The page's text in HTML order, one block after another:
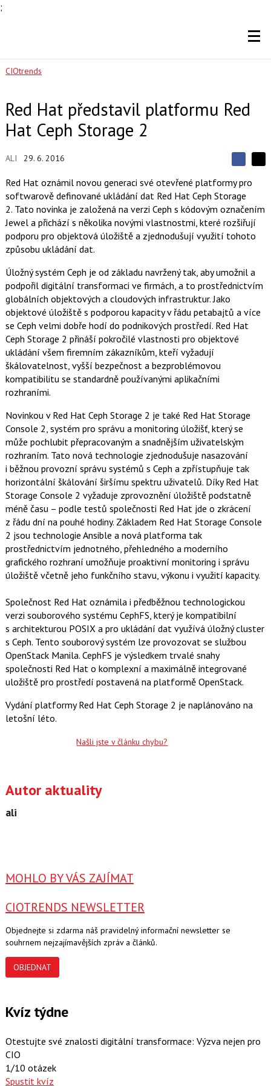
;
CIOtrends
Red Hat představil platformu Red
Hat Ceph Storage 2
ALI 29. 6. 2016
S
d
í
l
e
t
S
í
l
e
j
t
n
c
e
o
k
u
j
i
Red Hat oznámil novou generaci své otevřené platformy pro
softwarově definované ukládání dat Red Hat Ceph Storage
2. Tato novinka je založená na verzi Ceph s kódovým označením
Jewel a přichází s několika novými vlastnostmi, které rozšiřují
podporu pro objektová úložiště a zjednodušují využití tohoto
způsobu ukládání dat.
Úložný systém Ceph je od základu navržený tak, aby umožnil a
podpořil digitální transformaci ve firmách, a to prostřednictvím
globálních objektových a cloudových infrastruktur. Jako
objektové úložiště s podporou kapacity v řádu petabajtů a více
se Ceph velmi dobře hodí do podnikových prostředí. Red Hat
Ceph Storage 2 přináší pokročilé vlastnosti pro objektové
ukládání všem firemním zákazníkům, kteří vyžadují
škálovatelnost, vyšší bezpečnost a bezproblémovou
kompatibilitu se standardně používanými aplikačními
rozhraními.
Novinkou v Red Hat Ceph Storage 2 je také Red Hat Storage
Console 2, systém pro správu a monitoring úložišť, který se
může pochlubit přepracovaným a snadnějším uživatelským
rozhraním. Tato nová technologie zjednodušuje nasazování
i běžnou provozní správu systémů s Ceph a zpřístupňuje tak
horizontální škálování širšímu spektru uživatelů. Díky Red Hat
Storage Console 2 vyžaduje zprovoznění úložiště podstatně
méně času – podle testů společnosti Red Hat jde o zkrácení
z řádu dní na pouhé hodiny. Základem Red Hat Storage Console
2 jsou technologie Ansible a nová platforma tak
prostřednictvím jednotného, přehledného a moderního
grafického rozhraní umožňuje proaktivní monitoring i správu
úložiště včetně jeho funkčního stavu, výkonu i využití kapacity.
Společnost Red Hat oznámila i předběžnou technologickou
verzi souborového systému CephFS, který je kompatibilní
s architekturou POSIX a pro ukládání dat využívá úložný cluster
s Ceph. Tento souborový systém lze provozovat se službou
OpenStack Manila. CephFS je výsledkem trvalé snahy
společnosti Red Hat o komplexní a maximálně integrované
uložiště pro prostředí postavená na platformě OpenStack.
Vydání platformy Red Hat Ceph Storage 2 je naplánováno na
letošní léto.
Našli jste v článku chybu?
Autor aktuality
ali
MOHLO BY VÁS ZAJÍMAT
CIOTRENDS NEWSLETTER
Objednejte si zdarma náš pravidelný informační newsletter se
souhrnem nejzajímavějších zpráv a článků.
OBJEDNAT
Kvíz týdne
Otestujte své znalosti digitální transformace: Výzva nejen pro
CIO
1/10 otázek
Spustit kvíz